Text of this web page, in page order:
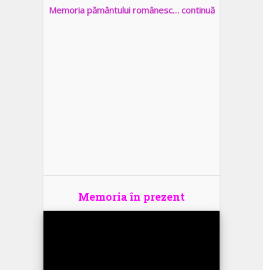
Memoria pământului românesc… continuă
Memoria în prezent